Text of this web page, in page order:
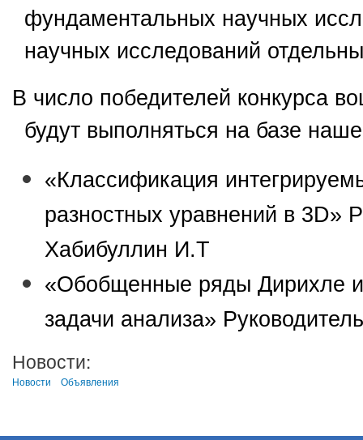
фундаментальных научных
научных исследований
В число победителей конкурса
будут выполняться на базе
«Классификация
разностных уравнений в 3D»
Хабибуллин И.Т
«Обобщенные ряды Дирихле
задачи анализа»
Новости:
Новости Объявления